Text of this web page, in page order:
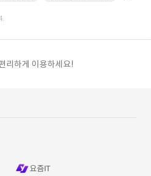
리하게 이용하세요!
요즘IT